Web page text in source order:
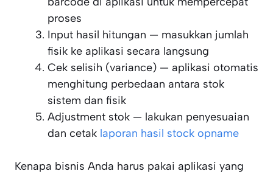
proses
Input hasil hitungan — masukkan jumlah
fisik ke aplikasi secara langsung
Cek selisih (variance) — aplikasi otomatis
menghitung perbedaan antara stok
sistem dan fisik
Adjustment stok — lakukan penyesuaian
dan cetak laporan hasil stock opname
Kenapa bisnis Anda harus pakai aplikasi yang